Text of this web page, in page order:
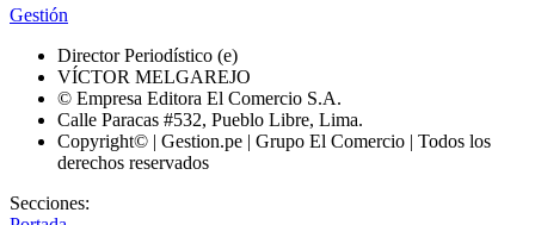
Gestión
Director Periodístico (e)
VÍCTOR MELGAREJO
© Empresa Editora El Comercio S.A.
Calle Paracas #532, Pueblo Libre, Lima.
Copyright© | Gestion.pe | Grupo El Comercio | Todos los
derechos reservados
Secciones: